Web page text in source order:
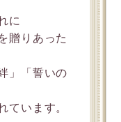
に
贈りあった
」「誓いの
ています。